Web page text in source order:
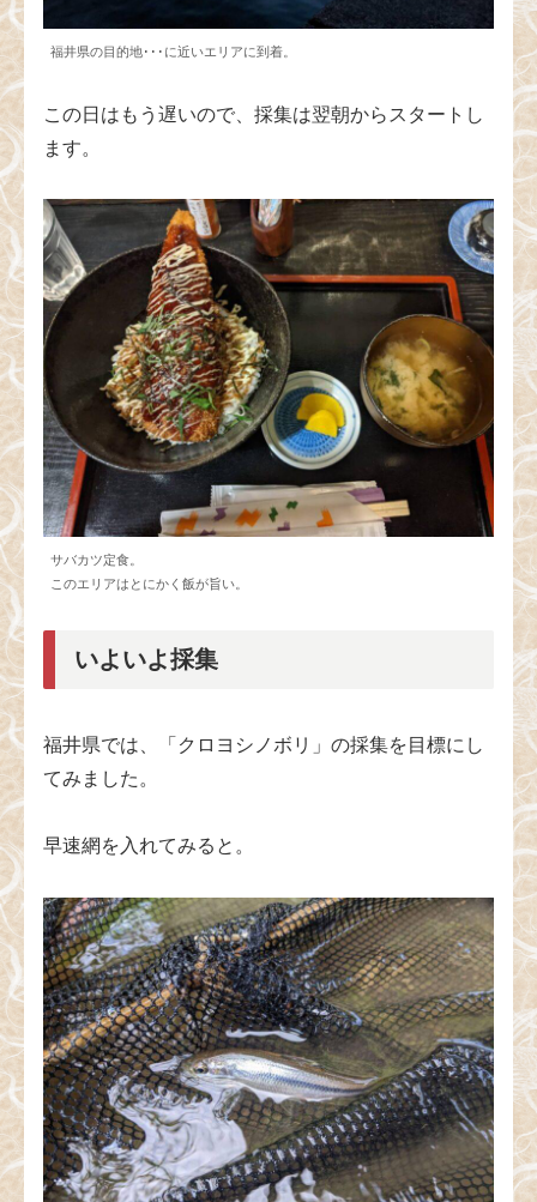
福井県の目的地･･･に近いエリアに到着。
この日はもう遅いので、採集は翌朝からスタートし
ます。
サバカツ定食。
このエリアはとにかく飯が旨い。
いよいよ採集
福井県では、「クロヨシノボリ」の採集を目標にし
てみました。
早速網を入れてみると。